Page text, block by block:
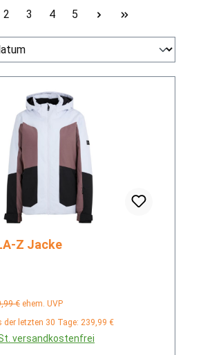
Seite
2 Seite
3 Seite
4 Seite
5
Z Jacke
Preis:
€ ehem. UVP
der letzten 30 Tage: 239,99 €
versandkostenfrei